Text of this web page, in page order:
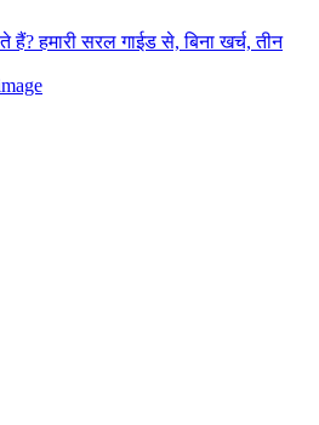
हमारी सरल गाईड से, बिना खर्च, तीन